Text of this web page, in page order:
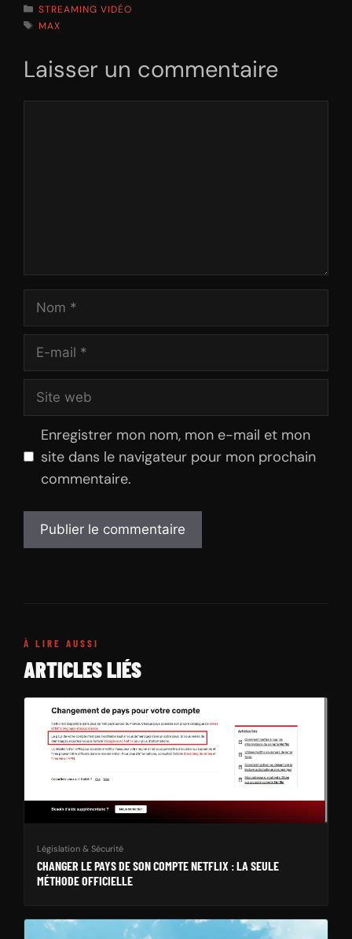
CATÉGORIES
STREAMING VIDÉO
ÉTIQUETTES
MAX
Laisser un commentaire
Nom
E-
Site
Enregistrer mon nom, mon e-mail et mon
site dans le navigateur pour mon prochain
commentaire.
À LIRE AUSSI
ARTICLES LIÉS
Législation & Sécurité
CHANGER LE PAYS DE SON COMPTE NETFLIX : LA SEULE
MÉTHODE OFFICIELLE